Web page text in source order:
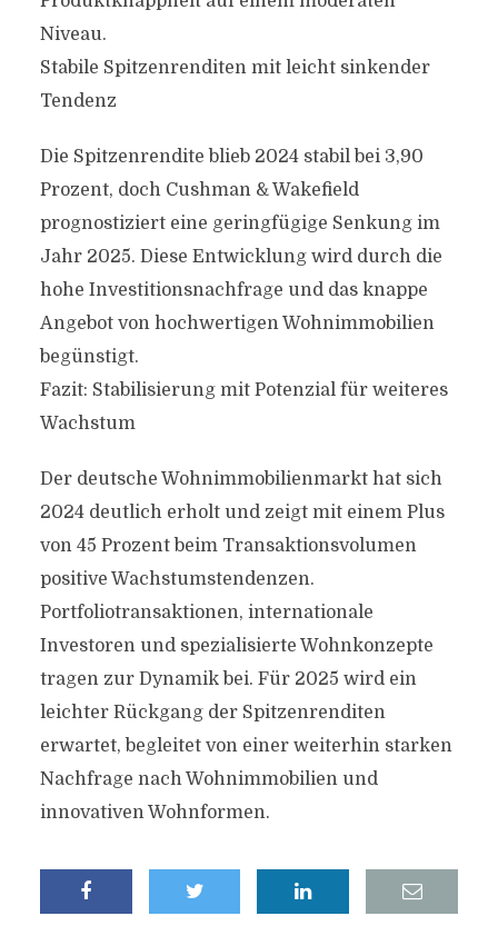
Niveau.
Stabile Spitzenrenditen mit leicht sinkender
Tendenz
Die Spitzenrendite blieb 2024 stabil bei 3,90
Prozent, doch Cushman & Wakefield
prognostiziert eine geringfügige Senkung im
Jahr 2025. Diese Entwicklung wird durch die
hohe Investitionsnachfrage und das knappe
Angebot von hochwertigen Wohnimmobilien
begünstigt.
Fazit: Stabilisierung mit Potenzial für weiteres
Wachstum
Der deutsche Wohnimmobilienmarkt hat sich
2024 deutlich erholt und zeigt mit einem Plus
von 45 Prozent beim Transaktionsvolumen
positive Wachstumstendenzen.
Portfoliotransaktionen, internationale
Investoren und spezialisierte Wohnkonzepte
tragen zur Dynamik bei. Für 2025 wird ein
leichter Rückgang der Spitzenrenditen
erwartet, begleitet von einer weiterhin starken
Nachfrage nach Wohnimmobilien und
innovativen Wohnformen.